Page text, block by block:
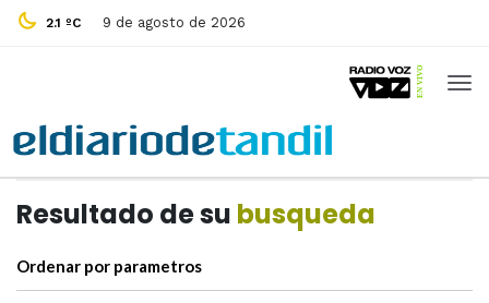
2.1 ºC 9 de agosto de 2026
Resultado de su busqueda
Ordenar por parametros